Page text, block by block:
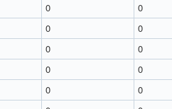
0 0
0 0
0 0
0 0
0 0